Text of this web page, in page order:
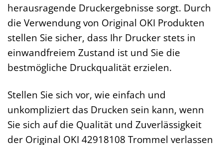
herausragende Druckergebnisse sorgt. Durch
die Verwendung von Original OKI Produkten
stellen Sie sicher, dass Ihr Drucker stets in
einwandfreiem Zustand ist und Sie die
bestmögliche Druckqualität erzielen.
Stellen Sie sich vor, wie einfach und
unkompliziert das Drucken sein kann, wenn
Sie sich auf die Qualität und Zuverlässigkeit
der Original OKI 42918108 Trommel verlassen